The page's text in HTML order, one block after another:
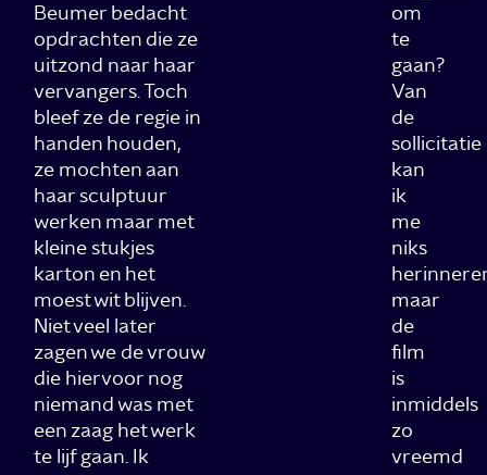
Beumer bedacht
opdrachten die ze
uitzond naar haar
vervangers. Toch
bleef ze de regie in
handen houden,
ze mochten aan
haar sculptuur
werken maar met
kleine stukjes
karton en het
moest wit blijven.
Niet veel later
zagen we de vrouw
die hiervoor nog
niemand was met
een zaag het werk
te lijf gaan. Ik
om
te
gaan?
Van
de
sollicitatie
kan
ik
me
niks
maar
de
film
is
inmiddels
zo
vreemd